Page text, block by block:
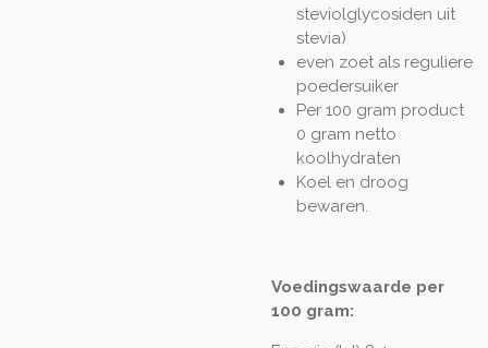
steviolglycosiden uit
stevia)
even zoet als reguliere
poedersuiker
Per 100 gram product
0 gram netto
koolhydraten
Koel en droog
bewaren.
Voedingswaarde per
100 gram: